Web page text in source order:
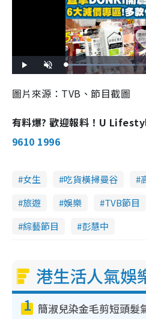
l
n
t
e
L
o
e
d
.
4
圖片來源：TVB、節目截圖
有料爆? 歡迎報料！U
9610 1996
女生 吃貨橫掃曼谷
旅遊
娛樂 TVB節目
綜藝節目
彭慧中
港生活人氣娛
1